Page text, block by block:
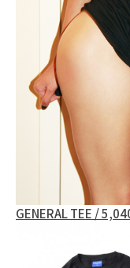
GENERAL TEE /